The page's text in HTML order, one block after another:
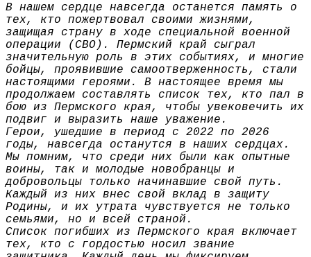
В нашем сердце навсегда останется память о
тех, кто пожертвовал своими жизнями,
защищая страну в ходе специальной военной
операции (СВО). Пермский край сыграл
значительную роль в этих событиях, и многие
бойцы, проявившие самоотверженность, стали
настоящими героями. В настоящее время мы
продолжаем составлять список тех, кто пал в
бою из Пермского края, чтобы увековечить их
подвиг и выразить наше уважение.
Герои, ушедшие в период с 2022 по 2026
годы, навсегда останутся в наших сердцах.
Мы помним, что среди них были как опытные
воины, так и молодые новобранцы и
добровольцы только начинавшие свой путь.
Каждый из них внес свой вклад в защиту
Родины, и их утрата чувствуется не только
семьями, но и всей страной.
Список погибших из Пермского края включает
тех, кто с гордостью носил звание